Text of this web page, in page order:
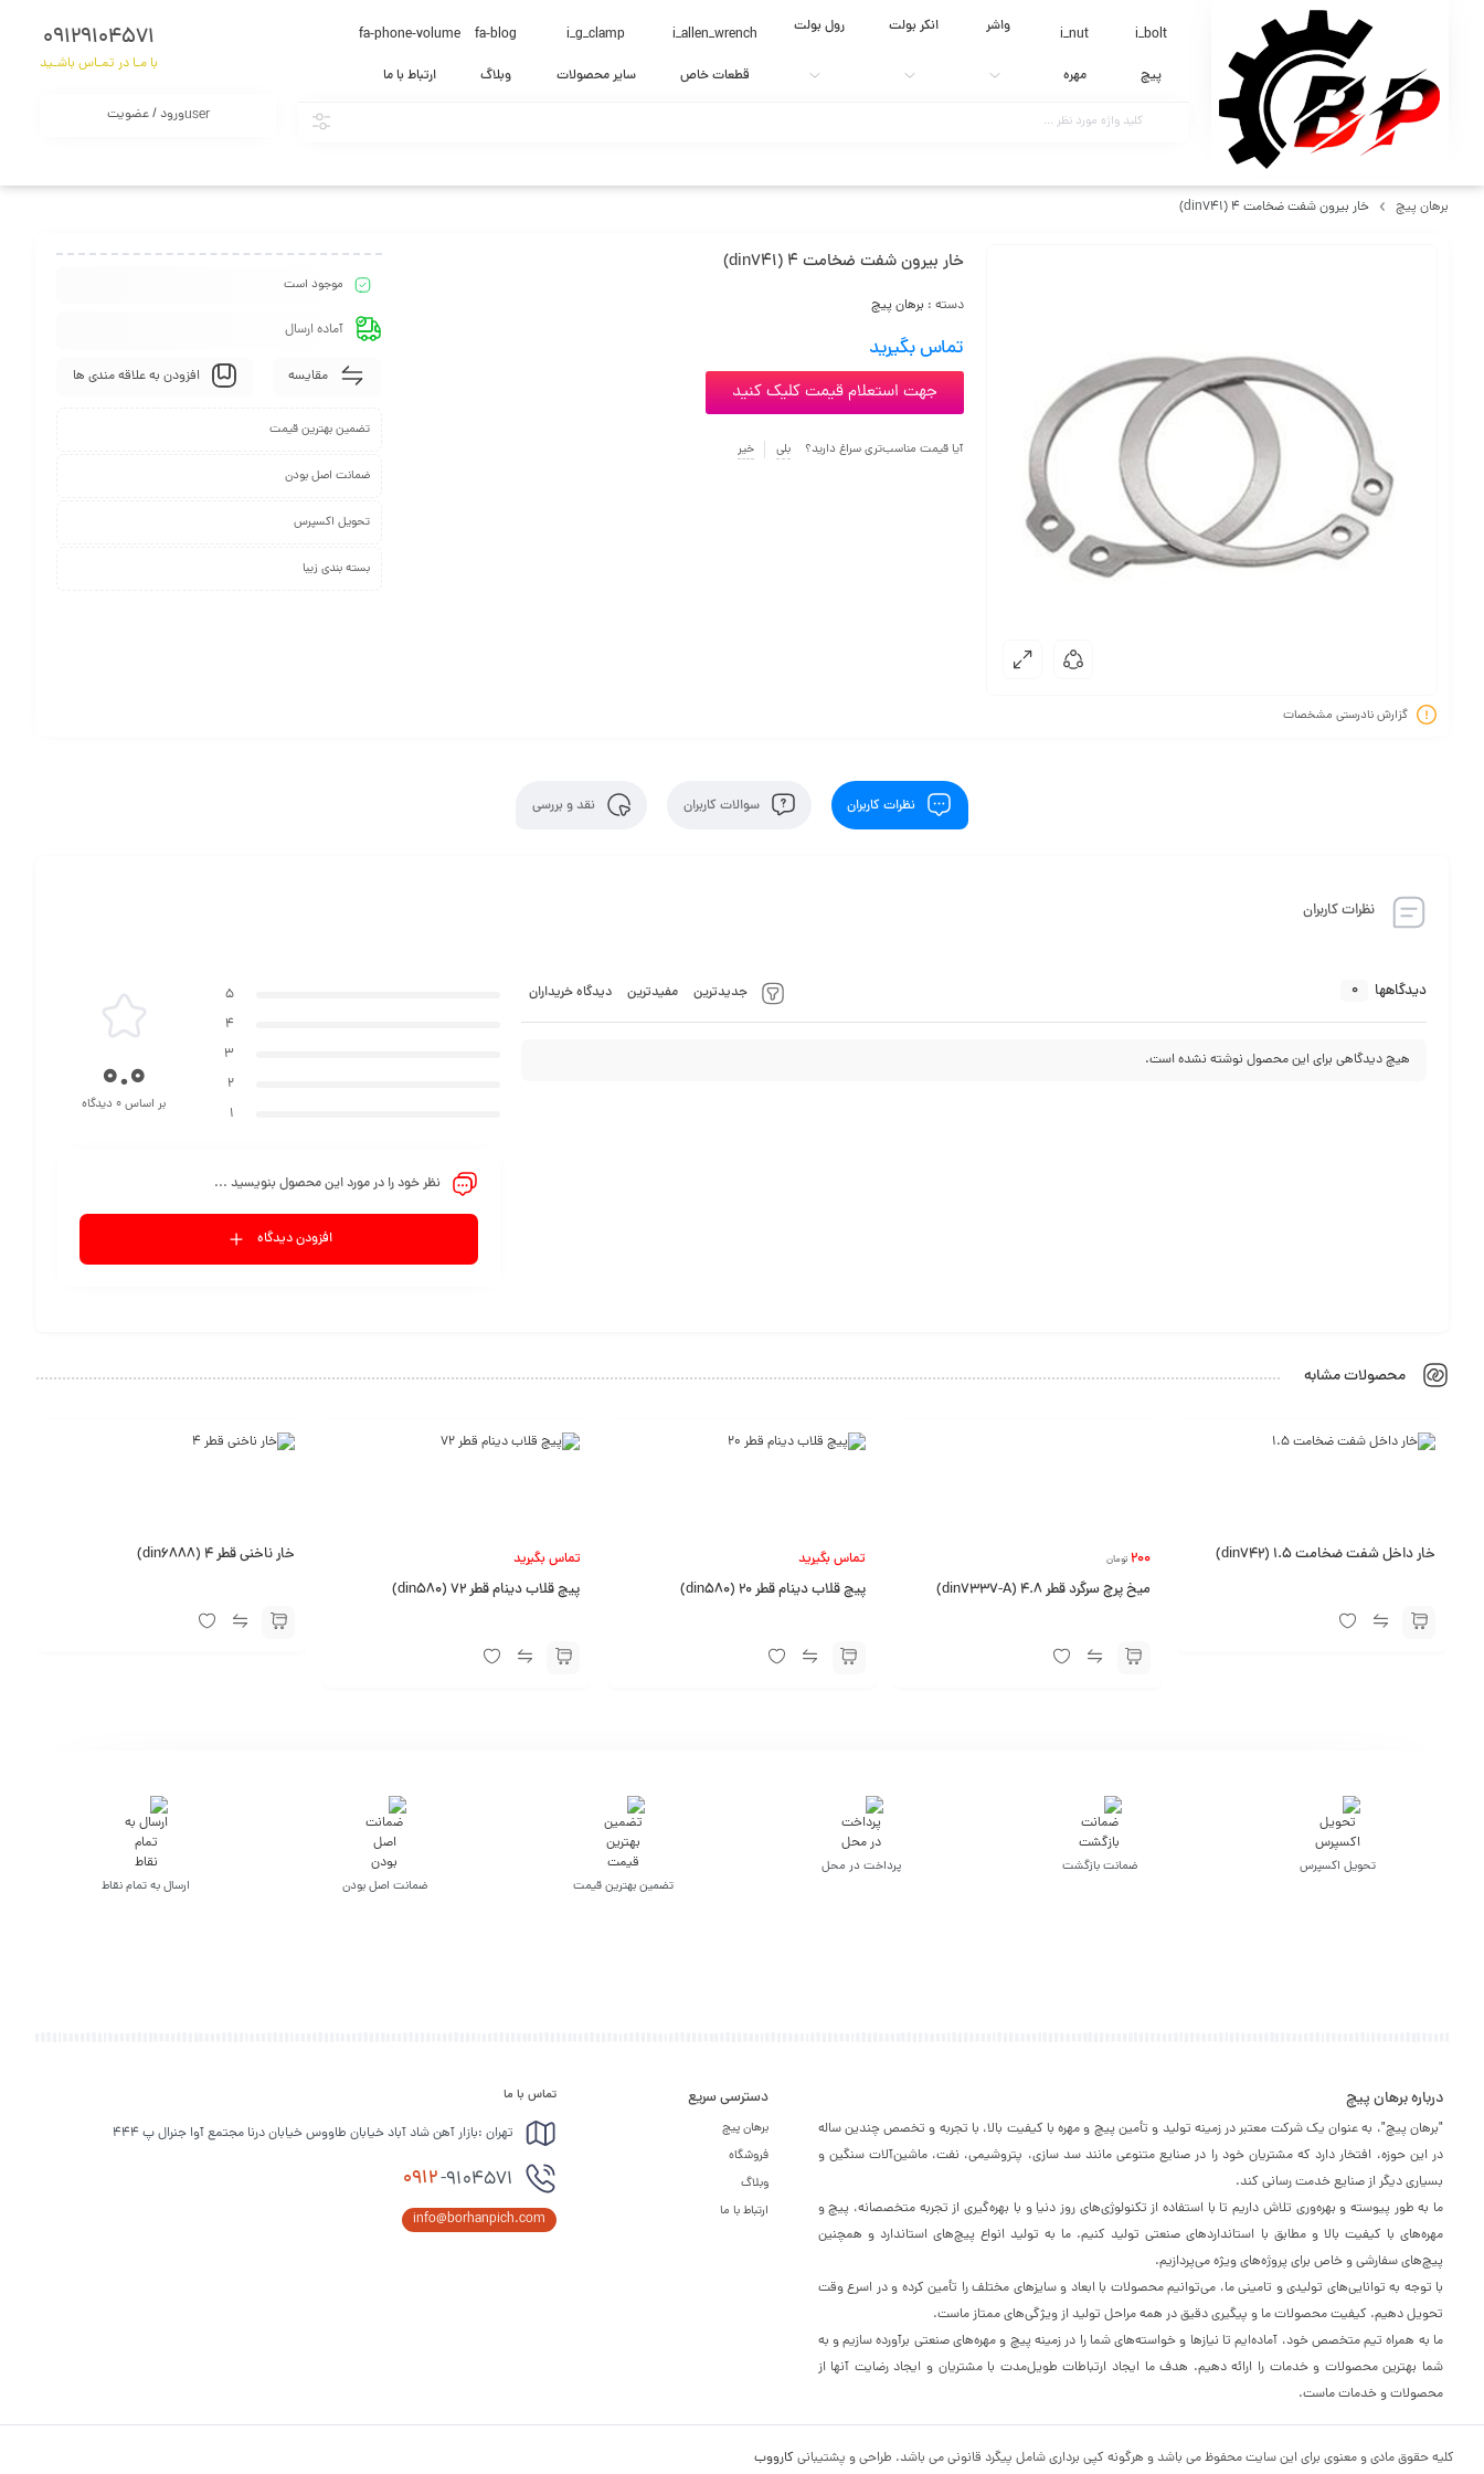
i_bolt
پیچ
i_nut
مهره
واشر انکر بولت رول بولت i_allen_wrench
قطعات خاص
i_g_clamp
سایر محصولات
fa-blog
وبلاگ
fa-phone-volume
ارتباط با ما
09129104571
با مـا در تمـاس باشـید
userورود / عضویت
برهان پیچ خار بیرون شفت ضخامت 4 (din741)
گزارش نادرستی مشخصات
خار بیرون شفت ضخامت 4 (din741)
دسته : برهان پیچ
تماس بگیرید
جهت استعلام قیمت کلیک کنید
آیا قیمت مناسب‌تری سراغ دارید؟ بلی خیر
موجود است
آماده ارسال
مقایسه افزودن به علاقه مندی ها
تضمین بهترین قیمت
ضمانت اصل بودن
تحویل اکسپرس
بسته بندی زیبا
نظرات کاربران سوالات کاربران نقد و بررسی
نظرات کاربران
دیدگاهها 0 جدیدترین مفیدترین دیدگاه خریداران
هیچ دیدگاهی برای این محصول نوشته نشده است.
5
4
3
2
1
0.0
بر اساس 0 دیدگاه
نظر خود را در مورد این محصول بنویسید ...
افزودن دیدگاه
محصولات مشابه
خار داخل شفت ضخامت 1.5 (din742) 200 تومان
میخ پرچ سرگرد قطر 4.8 (din7337-A)
تماس بگیرید
پیچ قلاب دینام قطر 20 (din580)
تماس بگیرید
پیچ قلاب دینام قطر 72 (din580)
خار ناخنی قطر 4 (din6888)
تحویل اکسپرس ضمانت بازگشت
پرداخت در محل
تضمین بهترین قیمت
ضمانت اصل بودن ارسال به تمام نقاط
درباره برهان پیچ
"برهان پیچ"، به عنوان یک شرکت معتبر در زمینه تولید و تأمین پیچ و مهره با کیفیت بالا، با تجربه و تخصص چندین ساله
در این حوزه، افتخار دارد که مشتریان خود را در صنایع متنوعی مانند سد سازی، پتروشیمی، نفت، ماشین‌آلات سنگین و
بسیاری دیگر از صنایع خدمت رسانی کند.
ما به طور پیوسته و بهره‌وری تلاش داریم تا با استفاده از تکنولوژی‌های روز دنیا و با بهره‌گیری از تجربه متخصصانه، پیچ و
مهره‌های با کیفیت بالا و مطابق با استانداردهای صنعتی تولید کنیم. ما به تولید انواع پیچ‌های استاندارد و همچنین
پیچ‌های سفارشی و خاص برای پروژه‌های ویژه می‌پردازیم.
با توجه به توانایی‌های تولیدی و تامینی ما، می‌توانیم محصولات با ابعاد و سایزهای مختلف را تأمین کرده و در اسرع وقت
تحویل دهیم. کیفیت محصولات ما و پیگیری دقیق در همه مراحل تولید از ویژگی‌های ممتاز ماست.
ما به همراه تیم متخصص خود، آماده‌ایم تا نیازها و خواسته‌های شما را در زمینه پیچ و مهره‌های صنعتی برآورده سازیم و به
شما بهترین محصولات و خدمات را ارائه دهیم. هدف ما ایجاد ارتباطات طویل‌مدت با مشتریان و ایجاد رضایت آنها از
محصولات و خدمات ماست.
دسترسی سریع
برهان پیچ
فروشگاه
وبلاگ
ارتباط با ما
تماس با ما
تهران :بازار آهن شاد آباد خیابان طاووس خیابان درنا مجتمع آوا جنرال پ 444
0912-9104571
info@borhanpich.com
کلیه حقوق مادی و معنوی برای این سایت محفوظ می باشد و هرگونه کپی برداری شامل پیگرد قانونی می باشد. طراحی و پشتیبانیکارووب